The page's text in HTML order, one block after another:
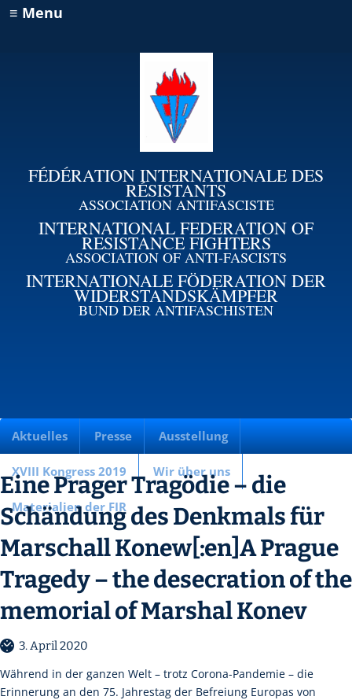
≡ Menu
FÉDÉRATION INTERNATIONALE DES
RÉSISTANTS
ASSOCIATION ANTIFASCISTE
INTERNATIONAL FEDERATION OF
RESISTANCE FIGHTERS
ASSOCIATION OF ANTI-FASCISTS
INTERNATIONALE FÖDERATION DER
WIDERSTANDSKÄMPFER
BUND DER ANTIFASCHISTEN
Aktuelles Presse Ausstellung
XVIII Kongress 2019 Wir über uns
Materialien der FIR
Eine Prager Tragödie – die
Schändung des Denkmals für
Marschall Konew[:en]A Prague
Tragedy – the desecration of the
memorial of Marshal Konev
3. April 2020
Während in der ganzen Welt – trotz Corona-Pandemie – die
Erinnerung an den 75. Jahrestag der Befreiung Europas von